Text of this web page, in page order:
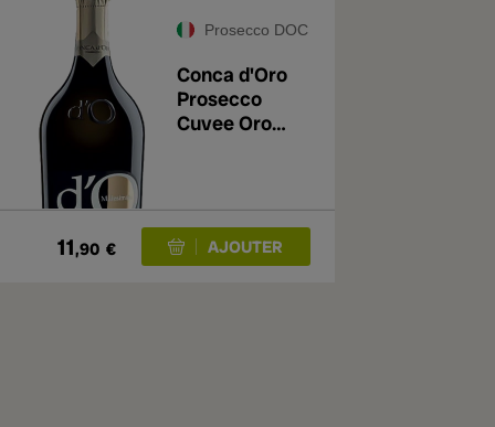
Prosecco DOC
Conca d'Oro
Prosecco
Cuvee Oro
11,90 €